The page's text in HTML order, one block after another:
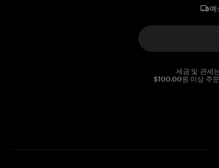
예
세금 및 관세
$100.00원 이상 주